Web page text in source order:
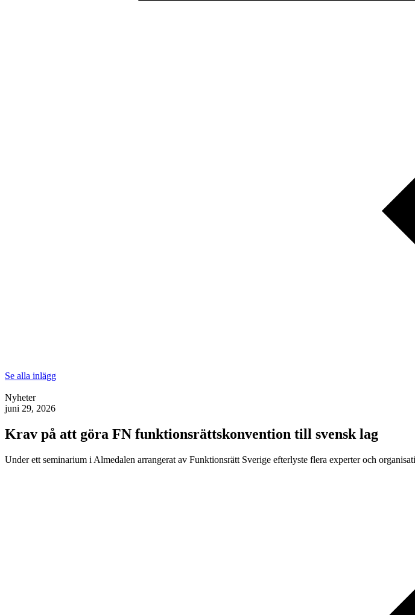
Se alla inlägg
Nyheter
juni 29, 2026
Krav på att göra FN funktionsrättskonvention till svensk lag
Under ett seminarium i Almedalen arrangerat av Funktionsrätt Sverige efterlyste flera experter och